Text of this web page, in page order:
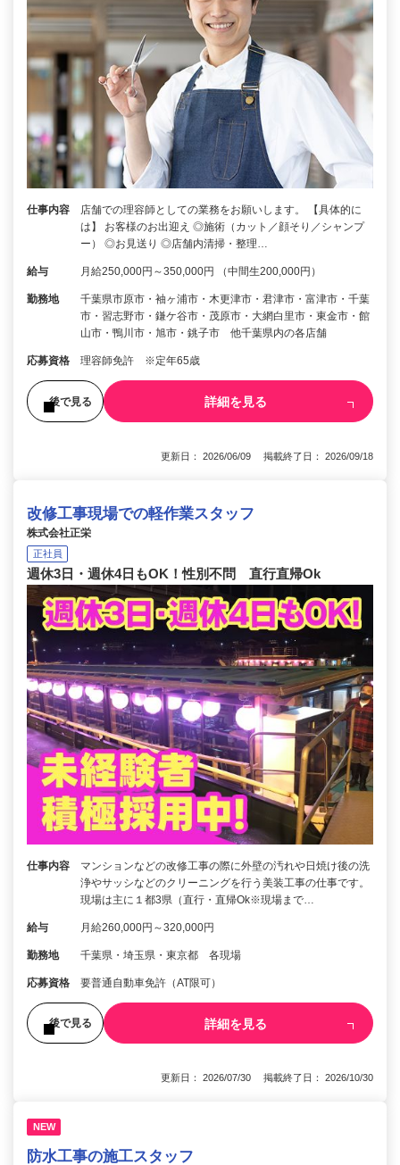
仕事内容
店舗での理容師としての業務をお願いします。 【具体的に
は】 お客様のお出迎え ◎施術（カット／顔そり／シャンプ
ー） ◎お見送り ◎店舗内清掃・整理…
給与 月給250,000円～350,000円 （中間生200,000円）
勤務地
千葉県市原市・袖ヶ浦市・木更津市・君津市・富津市・千葉
市・習志野市・鎌ケ谷市・茂原市・大網白里市・東金市・館
山市・鴨川市・旭市・銚子市 他千葉県内の各店舗
応募資格 理容師免許 ※定年65歳
後で見る 詳細を見る
更新日： 2026/06/09 掲載終了日： 2026/09/18
改修工事現場での軽作業スタッフ
株式会社正栄
正社員
週休3日・週休4日もOK！性別不問 直行直帰Ok
仕事内容
マンションなどの改修工事の際に外壁の汚れや日焼け後の洗
浄やサッシなどのクリーニングを行う美装工事の仕事です。
現場は主に１都3県（直行・直帰Ok※現場まで…
給与 月給260,000円～320,000円
勤務地 千葉県・埼玉県・東京都 各現場
応募資格 要普通自動車免許（AT限可）
後で見る 詳細を見る
更新日： 2026/07/30 掲載終了日： 2026/10/30
NEW
防水工事の施工スタッフ